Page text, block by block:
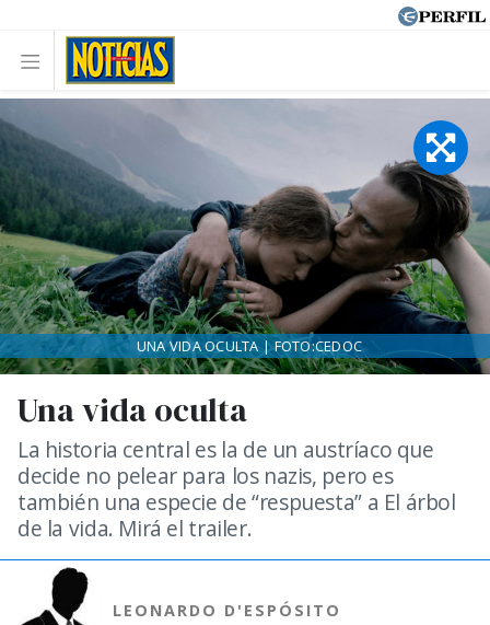
Una vida oculta
La historia central es la de un austríaco que
decide no pelear para los nazis, pero es
también una especie de “respuesta” a El árbol
de la vida. Mirá el trailer.
LEONARDO D'ESPÓSITO
UNA VIDA OCULTA | FOTO:CEDOC